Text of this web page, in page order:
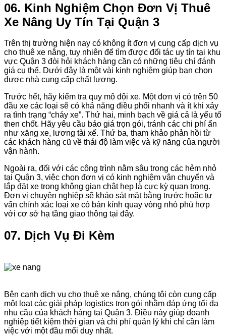
06. Kinh Nghiệm Chọn Đơn Vị Thuê
Xe Nâng Uy Tín Tại Quận 3
Trên thị trường hiện nay có không ít đơn vị cung cấp dịch vụ
cho thuê xe nâng, tuy nhiên để tìm được đối tác uy tín tại khu
vực Quận 3 đòi hỏi khách hàng cần có những tiêu chí đánh
giá cụ thể. Dưới đây là một vài kinh nghiệm giúp bạn chọn
được nhà cung cấp chất lượng.
Trước hết, hãy kiểm tra quy mô đội xe. Một đơn vị có trên 50
đầu xe các loại sẽ có khả năng điều phối nhanh và ít khi xảy
ra tình trạng “cháy xe”. Thứ hai, minh bạch về giá cả là yếu tố
then chốt. Hãy yêu cầu báo giá trọn gói, tránh các chi phí ẩn
như xăng xe, lương tài xế. Thứ ba, tham khảo phản hồi từ
các khách hàng cũ về thái độ làm việc và kỹ năng của người
vận hành.
Ngoài ra, đối với các công trình nằm sâu trong các hẻm nhỏ
tại Quận 3, việc chọn đơn vị có kinh nghiệm vận chuyển và
lắp đặt xe trong không gian chật hẹp là cực kỳ quan trọng.
Đơn vị chuyên nghiệp sẽ khảo sát mặt bằng trước hoặc tư
vấn chính xác loại xe có bán kính quay vòng nhỏ phù hợp
với cơ sở hạ tầng giao thông tại đây.
07. Dịch Vụ Đi Kèm
Bên cạnh dịch vụ cho thuê xe nâng, chúng tôi còn cung cấp
một loạt các giải pháp logistics trọn gói nhằm đáp ứng tối đa
nhu cầu của khách hàng tại Quận 3. Điều này giúp doanh
nghiệp tiết kiệm thời gian và chi phí quản lý khi chỉ cần làm
việc với một đầu mối duy nhất.